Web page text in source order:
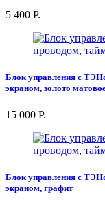
5 400 Р.
Блок управления с
экраном, золото
15 000 Р.
Блок управления с
экраном, графит